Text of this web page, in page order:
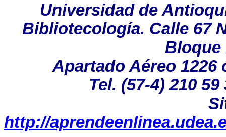
Universidad de
Bibliotecología. Calle 67
Bloque
Apartado Aéreo 1226
Tel. (57-4) 210
http://